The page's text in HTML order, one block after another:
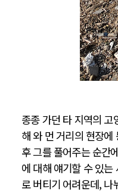
종종 가던 타 지역의
해 와 먼 거리의 현장
후 그를 풀어주는 순간
에 대해 얘기할 수 있
로 버티기 어려운데, 나